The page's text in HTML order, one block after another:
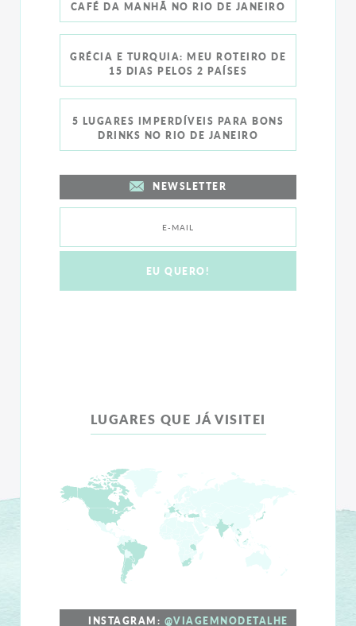
CAFÉ DA MANHÃ NO RIO DE JANEIRO
GRÉCIA E TURQUIA: MEU ROTEIRO DE
15 DIAS PELOS 2 PAÍSES
5 LUGARES IMPERDÍVEIS PARA BONS
DRINKS NO RIO DE JANEIRO
NEWSLETTER
LUGARES QUE JÁ VISITEI
INSTAGRAM: @VIAGEMNODETALHE